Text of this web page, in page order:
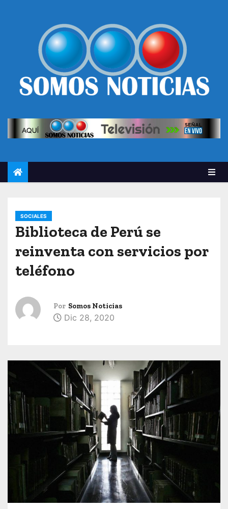
SOCIALES
Biblioteca de Perú se
reinventa con servicios por
teléfono
Por Somos Noticias
Dic 28, 2020